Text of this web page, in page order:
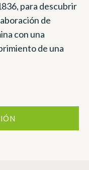
para descubrir
de
con una
de una